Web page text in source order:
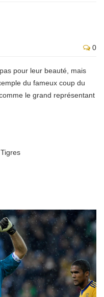
0
pour leur beauté, mais
du fameux coup du
le grand représentant
Tigres